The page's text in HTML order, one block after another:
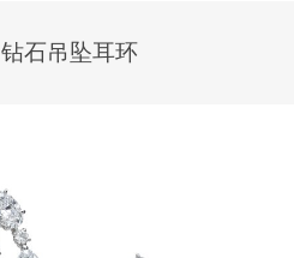
钻石吊坠耳环